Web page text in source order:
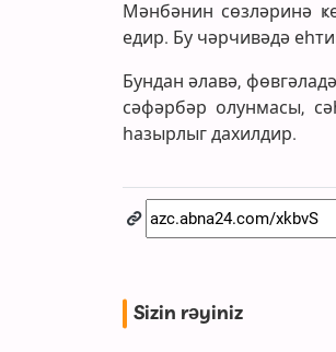
Мәнбәнин сөзләринә
едир. Бу чәрчивәдә
Бундан әлавә,
сәфәрбәр олунмасы,
һазырлыг дахилдир.
Sizin rəyiniz